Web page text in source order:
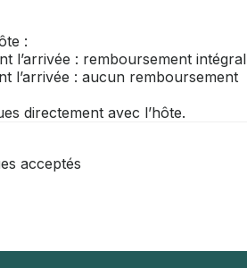
:
l’arrivée : remboursement intégral
l’arrivée : aucun remboursement
directement avec l’hôte.
acceptés